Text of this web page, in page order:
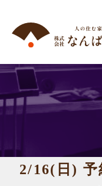
2/16(日) 予